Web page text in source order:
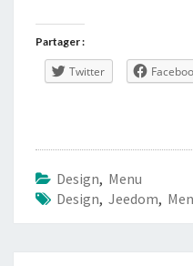
Partager :
Twitter
Design, Menu
Design, Jeedom,